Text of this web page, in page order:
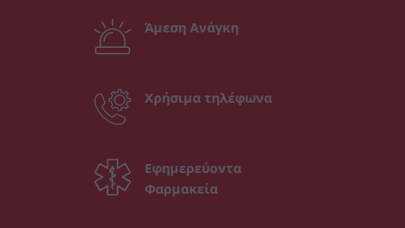
Άμεση Ανάγκη
Χρήσιμα τηλέφωνα
Εφημερεύοντα
Φαρμακεία